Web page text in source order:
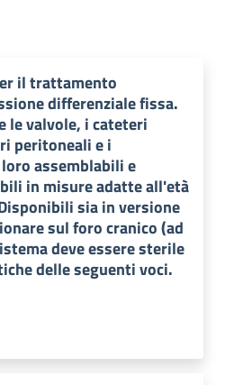
il trattamento
differenziale fissa.
le valvole, i cateteri
peritoneali e i
assemblabili e
in misure adatte all'età
sia in versione
sul foro cranico (ad
deve essere sterile
delle seguenti voci.